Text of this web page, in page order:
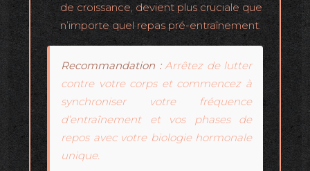
de croissance, devient plus cruciale que
n’importe quel repas pré-entraînement.
Recommandation :Arrêtez de lutter
contre votre corps et commencez à
synchroniser votre fréquence
d’entraînement et vos phases de
repos avec votre biologie hormonale
unique.